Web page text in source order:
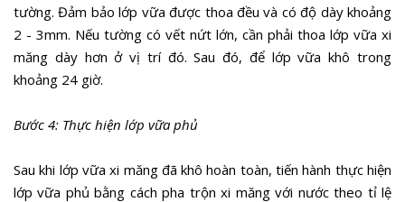
tường. Đảm bảo lớp vữa được thoa đều và có độ dày khoảng
2 - 3mm. Nếu tường có vết nứt lớn, cần phải thoa lớp vữa xi
măng dày hơn ở vị trí đó. Sau đó, để lớp vữa khô trong
khoảng 24 giờ.
Bước 4: Thực hiện lớp vữa phủ
Sau khi lớp vữa xi măng đã khô hoàn toàn, tiến hành thực hiện
lớp vữa phủ bằng cách pha trộn xi măng với nước theo tỉ lệ